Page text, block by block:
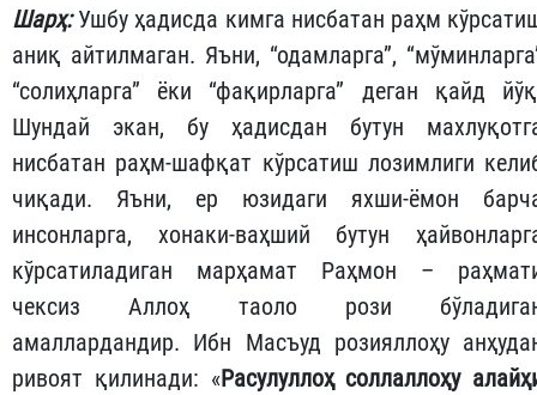
Шарҳ:Ушбу ҳадисда кимга нисбатан раҳм
аниқ айтилмаган. Яъни, “одамларга”,
“солиҳларга” ёки “фақирларга” деган қайд
Шундай экан, бу ҳадисдан бутун
нисбатан раҳм-шафқат кўрсатиш лозимлиги
чиқади. Яъни, ер юзидаги яхши-ёмон
инсонларга, хонаки-ваҳший бутун
кўрсатиладиган марҳамат Раҳмон –
чексиз Аллоҳ таоло рози
амаллардандир. Ибн Масъуд розияллоҳу
ривоят қилинади: «Расулуллоҳ соллаллоҳу